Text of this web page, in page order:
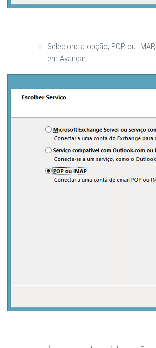
Selecione a opção, POP ou IMAP
em Avançar